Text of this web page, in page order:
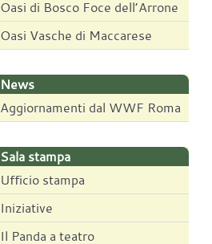
Oasi di Bosco Foce dell’Arrone
Oasi Vasche di Maccarese
News
Aggiornamenti dal WWF Roma
Sala stampa
Ufficio stampa
Iniziative
Il Panda a teatro